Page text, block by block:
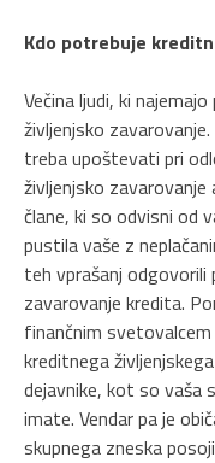
Kdo potrebuje
Večina ljudi, ki
življenjsko
treba upoštevati pri
življenjsko zavarovanje
člane, ki so odvisni od
pustila vaše z
teh vprašanj
zavarovanje kredita.
finančnim
kreditnega
dejavnike, kot so vaša
imate. Vendar pa je
skupnega zneska